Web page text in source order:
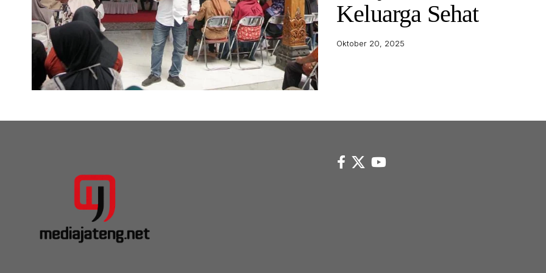
Keluarga Sehat
Oktober 20, 2025